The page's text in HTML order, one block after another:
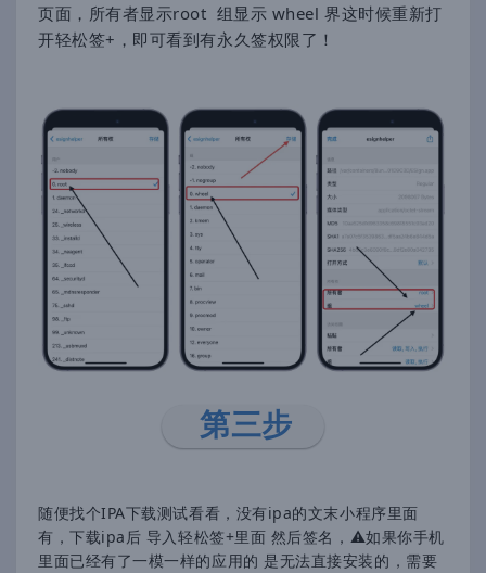
页面，所有者显示root 组显示 wheel 界这时候重新打
开轻松签+，即可看到有永久签权限了！
第三步
随便找个IPA下载测试看看，没有ipa的文末小程序里面
有，下载ipa后 导入轻松签+里面 然后签名，⚠️如果你手机
里面已经有了一模一样的应用的 是无法直接安装的，需要